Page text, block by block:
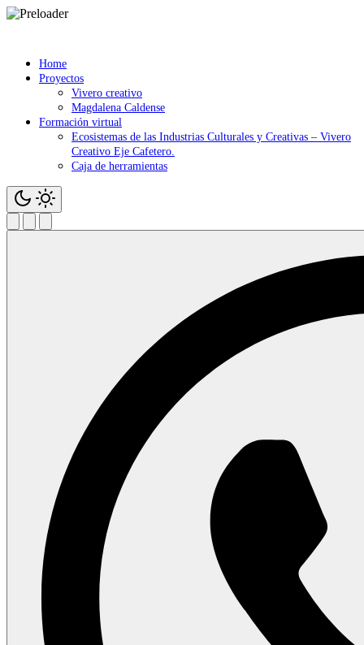
Home
Proyectos
Vivero creativo
Magdalena Caldense
Formación virtual
Ecosistemas de las Industrias Culturales y Creativas – Vivero
Creativo Eje Cafetero.
Caja de herramientas